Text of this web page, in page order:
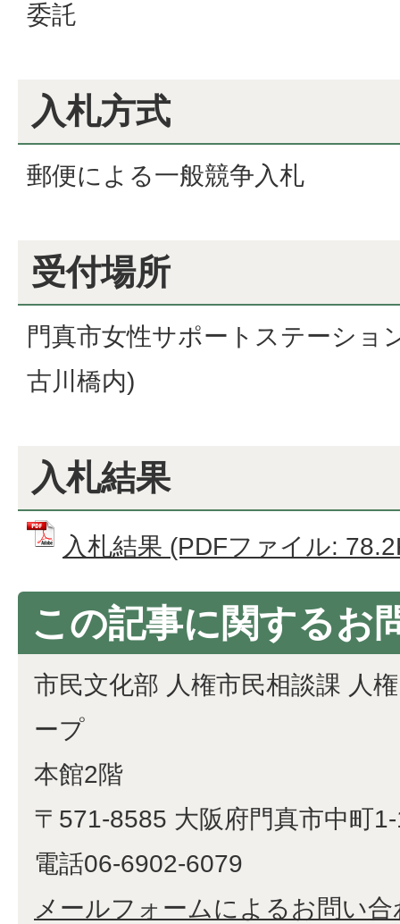
委託
入札方式
郵便による一般競争入札
受付場所
門真市女性サポートステーショ
古川橋内)
入札結果
入札結果 (PDFファイル:
この記事に関するお
市民文化部 人権市民相談課 人
ープ
本館2階
〒571-8585 大阪府門真市中町
電話06-6902-6079
メールフォームによるお問い合